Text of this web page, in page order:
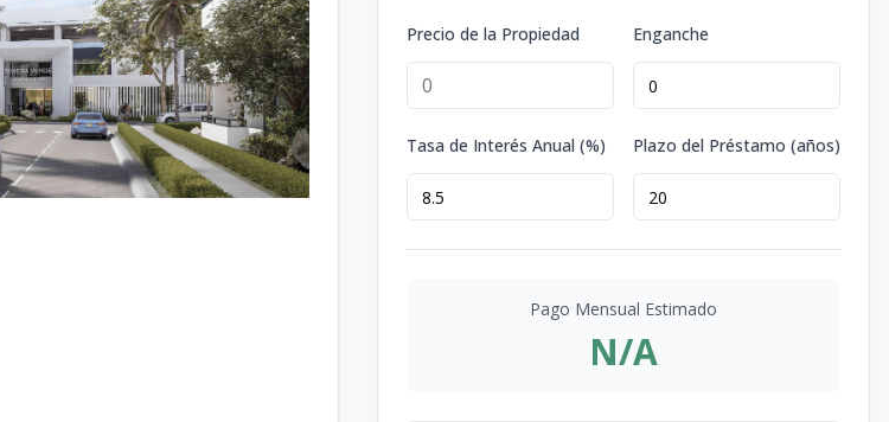
Precio de la Propiedad Enganche
Tasa de Interés Anual (%) Plazo del Préstamo (años)
Pago Mensual Estimado
N/A